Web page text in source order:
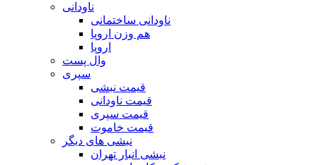
ناودانی
ناودانی ساختمانی
هم وزن اروپا
اروپا
وال پست
سپری
قیمت نبشی
قیمت ناودانی
قیمت سپری
قیمت خاموت
نبشی های دیگر
نبشی انبار تهران